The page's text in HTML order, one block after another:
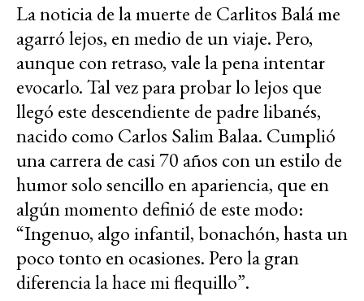
La noticia de la muerte de Carlitos Balá me
agarró lejos, en medio de un viaje. Pero,
aunque con retraso, vale la pena intentar
evocarlo. Tal vez para probar lo lejos que
llegó este descendiente de padre libanés,
nacido como Carlos Salim Balaa. Cumplió
una carrera de casi 70 años con un estilo de
humor solo sencillo en apariencia, que en
algún momento definió de este modo:
“Ingenuo, algo infantil, bonachón, hasta un
poco tonto en ocasiones. Pero la gran
diferencia la hace mi flequillo”.